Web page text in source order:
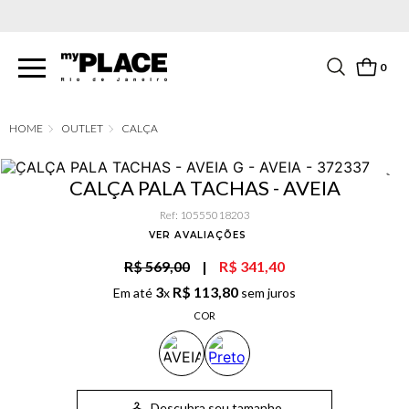
0
OUTLET CALÇA
CALÇA PALA TACHAS - AVEIA
Ref: 10555018203
VER AVALIAÇÕES
R$ 569,00 | R$ 341,40
Em até 3x R$ 113,80 sem juros
COR